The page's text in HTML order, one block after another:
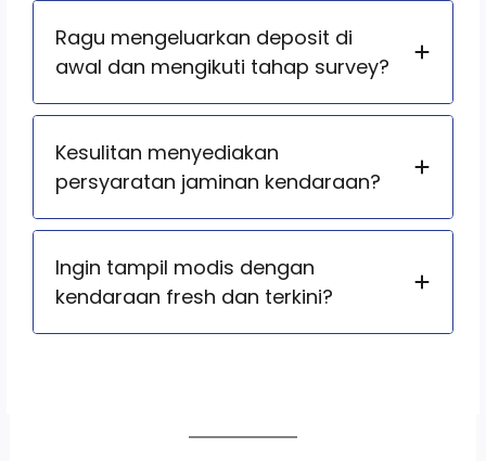
Ragu mengeluarkan deposit di
awal dan mengikuti tahap survey?
Kesulitan menyediakan
persyaratan jaminan kendaraan?
Ingin tampil modis dengan
kendaraan fresh dan terkini?